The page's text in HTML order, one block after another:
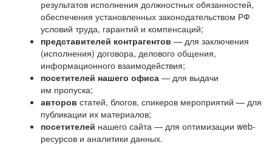
результатов исполнения должностных обязанностей,
обеспечения установленных законодательством РФ
условий труда, гарантий и компенсаций;
представителей контрагентов — для заключения
(исполнения) договора, делового общения,
информационного взаимодействия;
посетителей нашего офиса — для выдачи
им пропуска;
авторов статей, блогов, спикеров мероприятий — для
публикации их материалов;
посетителей нашего сайта — для оптимизации web-
ресурсов и аналитики данных.